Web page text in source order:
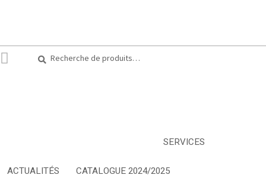
pour :
SERVICES
ACTUALITÉS CATALOGUE 2024/2025